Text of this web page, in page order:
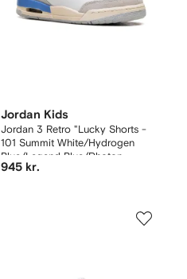
Jordan Kids
Jordan 3 Retro "Lucky Shorts -
101 Summit White/Hydrogen
Blue/Legend Blue/Photon
Dust/Pure Platinum/Sail" sneakers
945 kr.